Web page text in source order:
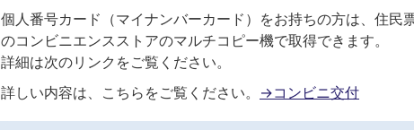
個人番号カード（マイナンバーカード）をお持ちの方は、住民
のコンビニエンスストアのマルチコピー機で取得できます。
詳細は次のリンクをご覧ください。
詳しい内容は、こちらをご覧ください。 →コンビニ交付